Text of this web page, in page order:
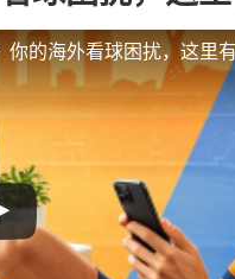
你的海外看球困扰，这里